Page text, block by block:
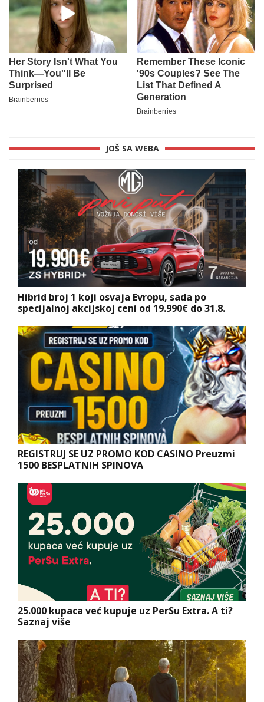
JOŠ SA WEBA
Hibrid broj 1 koji osvaja Evropu, sada po
specijalnoj akcijskoj ceni od 19.990€ do 31.8.
REGISTRUJ SE UZ PROMO KOD CASINO Preuzmi
1500 BESPLATNIH SPINOVA
25.000 kupaca već kupuje uz PerSu Extra. A ti?
Saznaj više